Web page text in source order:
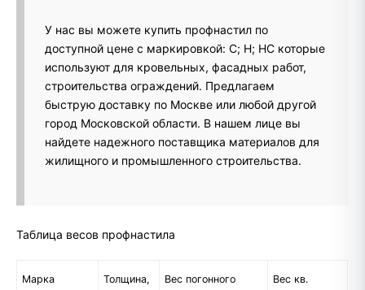
У нас вы можете купить профнастил по
доступной цене с маркировкой: С; Н; НС которые
используют для кровельных, фасадных работ,
строительства ограждений. Предлагаем
быструю доставку по Москве или любой другой
город Московской области. В нашем лице вы
найдете надежного поставщика материалов для
жилищного и промышленного строительства.
Таблица весов профнастила
Марка
Толщина,
Вес погонного
Вес кв.